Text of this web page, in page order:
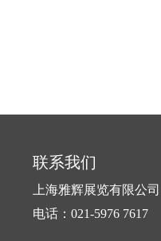
联系我们
上海雅辉展览有限公司
电话：021-5976 7617